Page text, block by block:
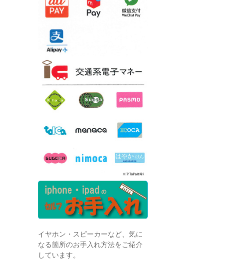
イヤホン・スピーカーなど、気に
なる箇所のお手入れ方法をご紹介
しています。